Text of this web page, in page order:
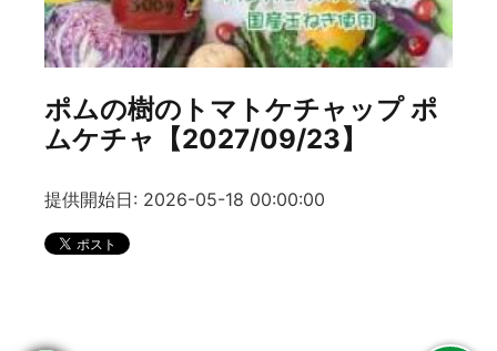
ポムの樹のトマトケチャップ ポ
ムケチャ【2027/09/23】
提供開始日: 2026-05-18 00:00:00